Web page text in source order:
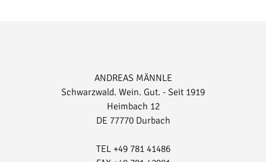
ANDREAS MÄNNLE
Schwarzwald. Wein. Gut. - Seit 1919
Heimbach 12
DE 77770 Durbach
TEL +49 781 41486